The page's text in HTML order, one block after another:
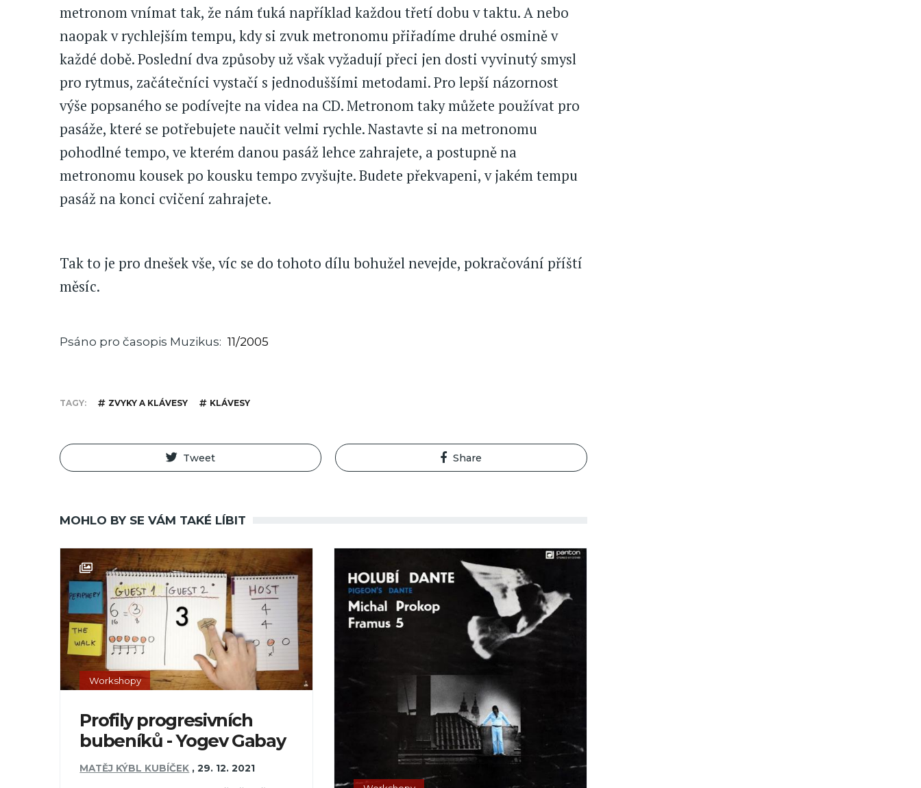
metronom vnímat tak, že nám ťuká například každou třetí dobu v taktu. A nebo
naopak v rychlejším tempu, kdy si zvuk metronomu přiřadíme druhé osmině v
každé době. Poslední dva způsoby už však vyžadují přeci jen dosti vyvinutý smysl
pro rytmus, začátečníci vystačí s jednoduššími metodami. Pro lepší názornost
výše popsaného se podívejte na videa na CD. Metronom taky můžete používat pro
pasáže, které se potřebujete naučit velmi rychle. Nastavte si na metronomu
pohodlné tempo, ve kterém danou pasáž lehce zahrajete, a postupně na
metronomu kousek po kousku tempo zvyšujte. Budete překvapeni, v jakém tempu
pasáž na konci cvičení zahrajete.
Tak to je pro dnešek vše, víc se do tohoto dílu bohužel nevejde, pokračování příští
měsíc.
Psáno pro časopis Muzikus 11/2005
TAGY ZVYKY A KLÁVESY KLÁVESY
Tweet Share
MOHLO BY SE VÁM TAKÉ LÍBIT
Workshopy
Profily progresivních
bubeníků - Yogev Gabay
MATĚJ KÝBL KUBÍČEK ,29. 12. 2021